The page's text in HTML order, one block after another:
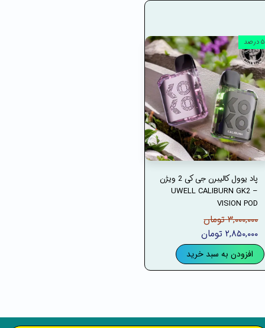
پاد یوول کالیبرن جی کی 2 ویژن
– UWELL CALIBURN GK2
VISION POD
۳,۰۰۰,۰۰۰ تومان
۲,۸۵۰,۰۰۰ تومان
افزودن به سبد خرید
۵ درصد